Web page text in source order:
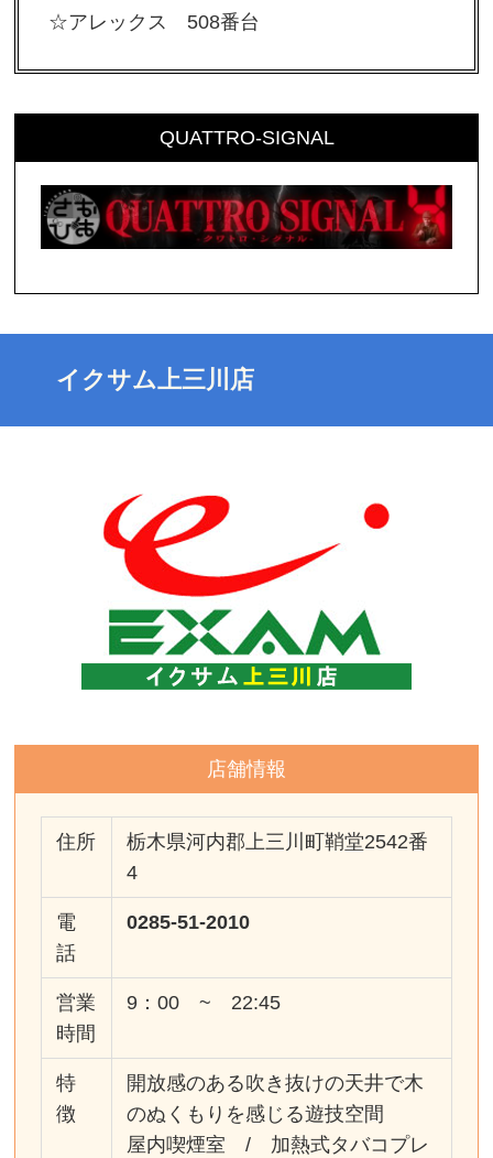
☆アレックス 508番台
QUATTRO-SIGNAL
イクサム上三川店
店舗情報
住所
栃木県河内郡上三川町鞘堂2542番
4
電
話
0285-51-2010
営業
時間
9：00 ~ 22:45
特
徴
開放感のある吹き抜けの天井で木
のぬくもりを感じる遊技空間
屋内喫煙室 / 加熱式タバコプレ